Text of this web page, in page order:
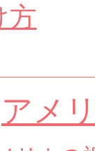
方
アメ